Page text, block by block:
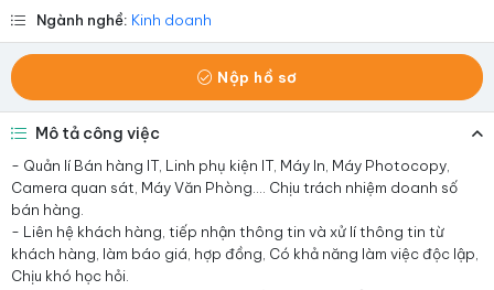
Ngành nghề: Kinh doanh
Nộp hồ sơ
Mô tả công việc
- Quản lí Bán hàng IT, Linh phụ kiện IT, Máy In, Máy Photocopy,
Camera quan sát, Máy Văn Phòng…. Chịu trách nhiệm doanh số
bán hàng.
- Liên hệ khách hàng, tiếp nhận thông tin và xử lí thông tin từ
khách hàng, làm báo giá, hợp đồng, Có khả năng làm việc độc lập,
Chịu khó học hỏi.